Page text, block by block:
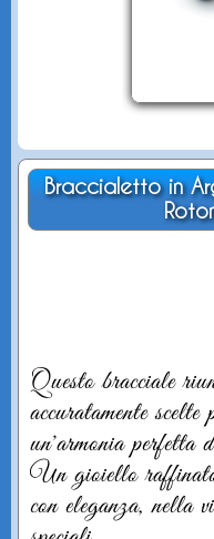
Braccialetto in
Questo bracciale
accuratamente
un'armonia perfetta
Un gioiello raffinato
con eleganza, nella